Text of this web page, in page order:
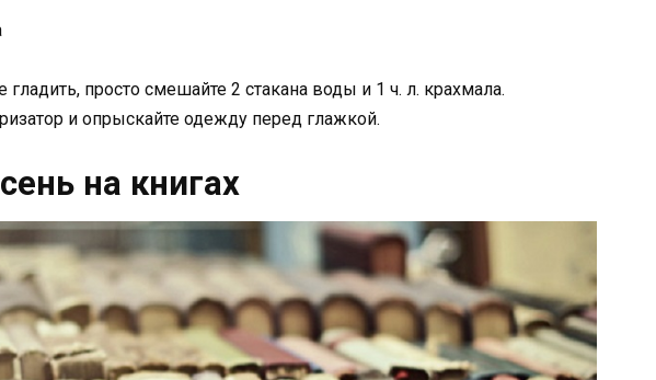
просто смешайте 2 стакана воды и 1 ч. л. крахмала.
и опрыскайте одежду перед глажкой.
на книгах